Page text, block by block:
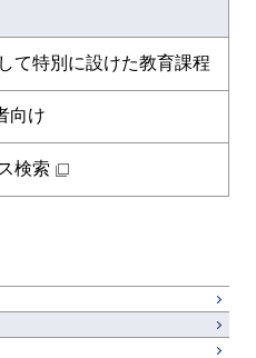
て特別に設けた教育課程
向け
検索